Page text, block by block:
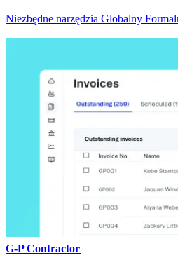
Niezbędne narzędzia Globalny
G-P Contractor​​